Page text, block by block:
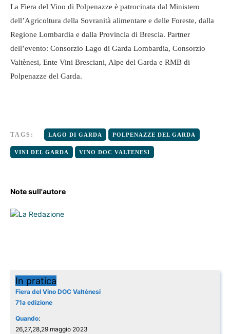
La Fiera del Vino di Polpenazze è patrocinata dal Ministero
dell’Agricoltura della Sovranità alimentare e delle Foreste, dalla
Regione Lombardia e dalla Provincia di Brescia. Partner
dell’evento: Consorzio Lago di Garda Lombardia, Consorzio
Valtènesi, Ente Vini Bresciani, Alpe del Garda e RMB di
Polpenazze del Garda.
TAGS: LAGO DI GARDA POLPENAZZE DEL GARDA
VINI DEL GARDA VINO DOC VALTENESI
Note sull'autore
In pratica
Fiera del Vino DOC Valtènesi
71a edizione
Quando:
26,27,28,29 maggio 2023